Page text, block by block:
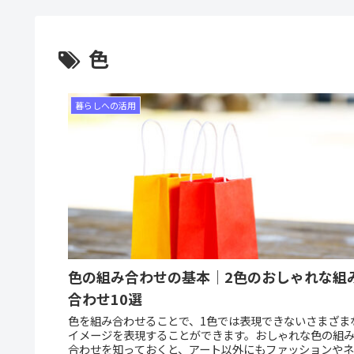
色
暮らしへの活用
色の組み合わせの基本｜2色のおしゃれな組
合わせ10選
色を組み合わせることで、1色では表現できないさまざま
イメージを表現することができます。おしゃれな色の組み
合わせを知っておくと、アート以外にもファッションやネ